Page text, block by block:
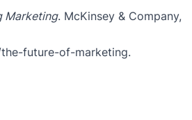
Marketing. McKinsey & Company,
future-of-marketing.